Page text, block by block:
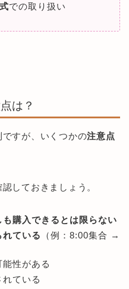
での取り扱い
は？
すが、いくつかの注意点
しておきましょう。
購入できるとは限らない
ている
（例：8:00集合 →
能性がある
れている